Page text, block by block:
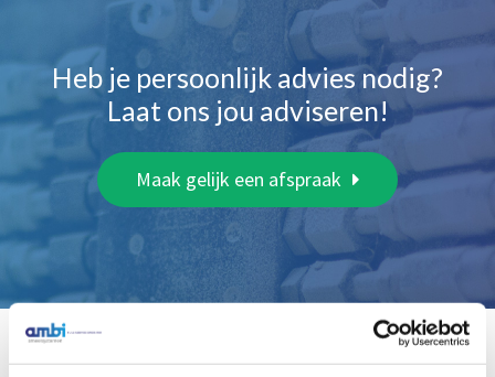
Heb je persoonlijk advies nodig?
Laat ons jou adviseren!
Maak gelijk een afspraak